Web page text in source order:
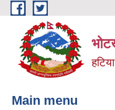
Skip to main content
Main menu